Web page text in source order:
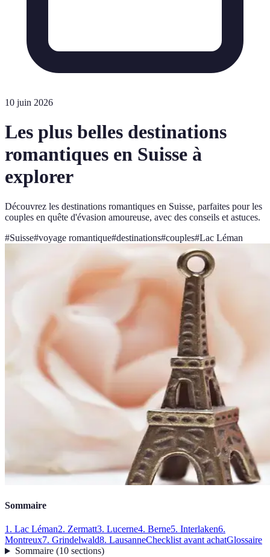
10 juin 2026
Les plus belles destinations
romantiques en Suisse à
explorer
Découvrez les destinations romantiques en Suisse, parfaites pour les
couples en quête d'évasion amoureuse, avec des conseils et astuces.
#Suisse#voyage romantique#destinations#couples#Lac Léman
Sommaire
1. Lac Léman2. Zermatt3. Lucerne4. Berne5. Interlaken6.
Montreux7. Grindelwald8. LausanneChecklist avant achatGlossaire
Sommaire(10 sections)